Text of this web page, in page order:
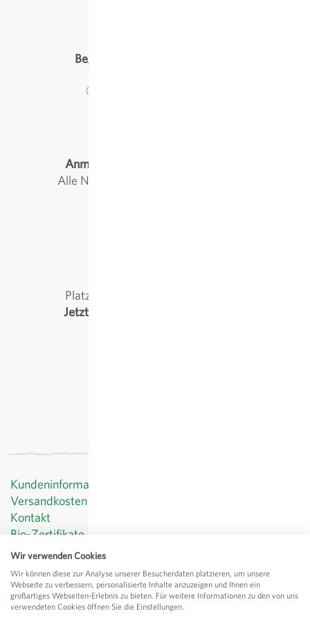
Begleiten Sie uns auf Instagram
@sativa.bio
Anmeldung zum Sativa-Newsletter
Alle Neuigkeiten von Sativa per E-Mail
Platz für neue Biosorten im Garten?
Jetzt mitmachen beim Salat Projekt
Kundeninformationen
Versandkosten
Kontakt
Bio-Zertifikate
Datenschutz
AGB
Impressum
Wir verwenden Cookies
Wir können diese zur Analyse unserer Besucherdaten platzieren, um unsere
Webseite zu verbessern, personalisierte Inhalte anzuzeigen und Ihnen ein
großartiges Webseiten-Erlebnis zu bieten. Für weitere Informationen zu den von uns
verwendeten Cookies öffnen Sie die Einstellungen.